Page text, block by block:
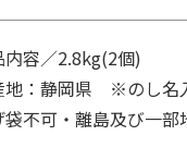
容／2.8kg(2個)
：静岡県 ※のし名
袋不可・離島及び一